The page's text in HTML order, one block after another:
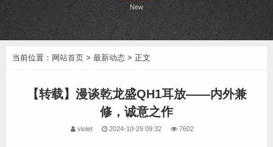
New
当前位置： 网站首页 > 最新动态 > 正文
【转载】漫谈乾龙盛QH1耳放——内外兼
修，诚意之作
violet 2024-10-29 09:32 7602